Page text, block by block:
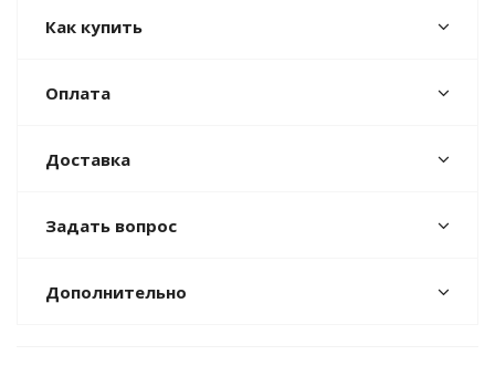
Как купить
Оплата
Доставка
Задать вопрос
Дополнительно